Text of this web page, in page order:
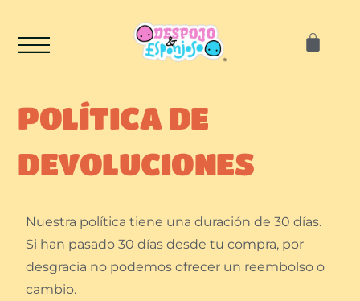
POLÍTICA DE
DEVOLUCIONES
Nuestra política tiene una duración de 30 días.
Si han pasado 30 días desde tu compra, por
desgracia no podemos ofrecer un reembolso o
cambio.